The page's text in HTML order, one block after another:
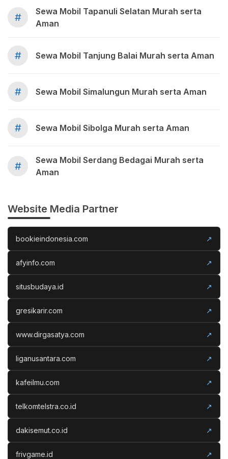
#
Sewa Mobil Tapanuli Selatan Murah serta
Aman
# Sewa Mobil Tanjung Balai Murah serta Aman
# Sewa Mobil Simalungun Murah serta Aman
# Sewa Mobil Sibolga Murah serta Aman
#
Sewa Mobil Serdang Bedagai Murah serta
Aman
Website Media Partner
bookieindonesia.com ↗
afyinfo.com ↗
situsbudaya.id ↗
gresikarir.com ↗
www.dirgasatya.com ↗
liganusantara.com ↗
kafeilmu.com ↗
telkomtelstra.co.id ↗
dakisemut.co.id ↗
frivgame.id ↗